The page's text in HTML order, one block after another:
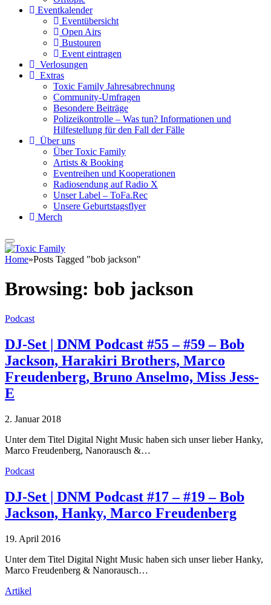
Eventkalender
Eventübersicht
Open Airs
Bustouren
Event eintragen
Verlosungen
Extras
Toxic Family Jahresabrechnung
Community-Umfragen
Besondere Beiträge
Polizeikontrolle – Was tun? Informationen und
Hilfestellung für den Fall der Fälle
Über uns
Über Toxic Family
Artists & Booking
Eventreihen und Kooperationen
Radiosendung auf Radio X
Unser Label – ToFa.Rec
Unsere Geburtstagsflyer
Merch
Home»Posts Tagged "bob jackson"
Browsing: bob jackson
Podcast
DJ-Set | DNM Podcast #55 – #59 – Bob
Jackson, Harakiri Brothers, Marco
Freudenberg, Bruno Anselmo, Miss Jess-
E
2. Januar 2018
Unter dem Titel Digital Night Music haben sich unser lieber Hanky,
Marco Freudenberg, Nanorausch &…
Podcast
DJ-Set | DNM Podcast #17 – #19 – Bob
Jackson, Hanky, Marco Freudenberg
19. April 2016
Unter dem Titel Digital Night Music haben sich unser lieber Hanky,
Marco Freudenberg & Nanorausch…
Artikel